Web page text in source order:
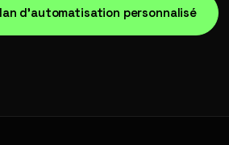
d'automatisation personnalisé